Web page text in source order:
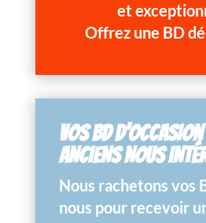
et
Offrez une BD
VOS BD
ANCIENS NOUS
Nous rachetons vos
nous pour recevoir